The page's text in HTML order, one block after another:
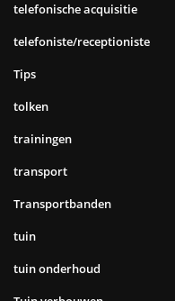
telefonische acquisitie
telefoniste/receptioniste
Tips
tolken
trainingen
transport
Transportbanden
tuin
tuin onderhoud